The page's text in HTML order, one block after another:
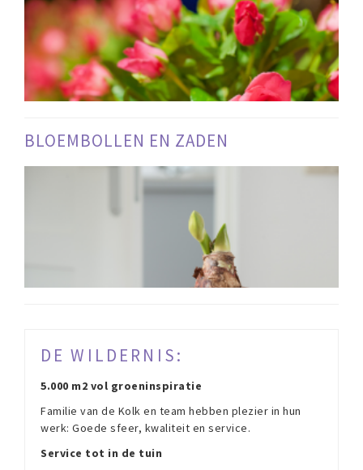
BLOEMBOLLEN EN ZADEN
DE WILDERNIS:
5.000 m2 vol groeninspiratie
Familie van de Kolk en team hebben plezier in hun
werk: Goede sfeer, kwaliteit en service.
Service tot in de tuin